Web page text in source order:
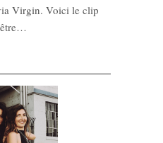
Virgin. Voici le clip
être…